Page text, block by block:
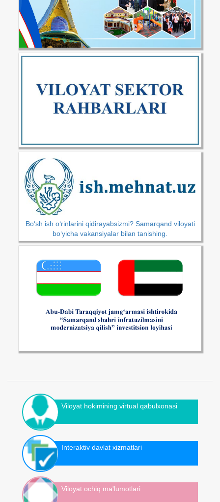
Bo‘sh ish o‘rinlarini qidirayabsizmi? Samarqand viloyati
bo‘yicha vakansiyalar bilan tanishing.
Viloyat hokimining virtual qabulxonasi
Interaktiv davlat xizmatlari
Viloyat ochiq ma'lumotlari